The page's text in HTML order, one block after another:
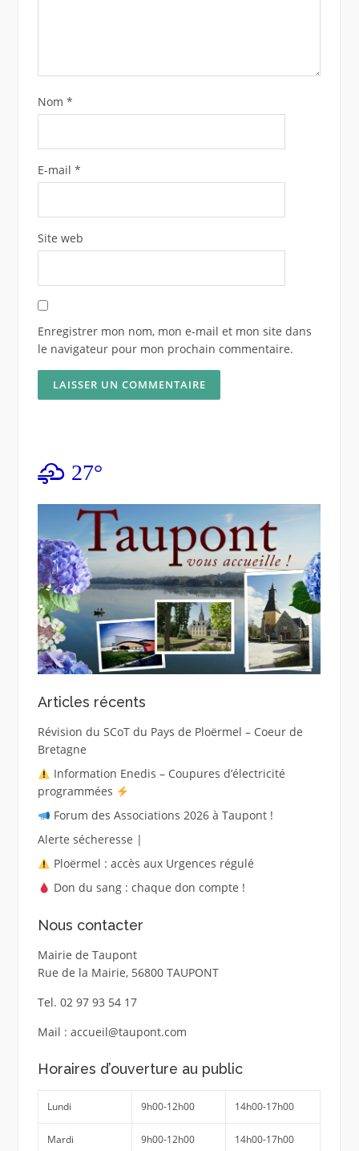
Nom *
E-mail *
Site web
Enregistrer mon nom, mon e-mail et mon site dans
le navigateur pour mon prochain commentaire.
27°
Articles récents
Révision du SCoT du Pays de Ploërmel – Coeur de
Bretagne
Information Enedis – Coupures d’électricité
programmées
Forum des Associations 2026 à Taupont !
Alerte sécheresse |
Ploërmel : accès aux Urgences régulé
Don du sang : chaque don compte !
Nous contacter
Mairie de Taupont
Rue de la Mairie, 56800 TAUPONT
Tel. 02 97 93 54 17
Mail : accueil@taupont.com
Horaires d’ouverture au public
Lundi 9h00-12h00 14h00-17h00
Mardi 9h00-12h00 14h00-17h00